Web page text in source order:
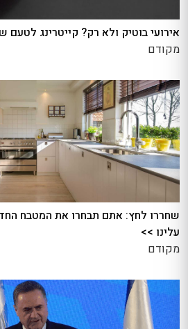
אירועי בוטיק ולא רק? קייטרינג לטעם
מקודם
שחררו לחץ: אתם תבחרו את המטבח
עלינו >>
מקודם